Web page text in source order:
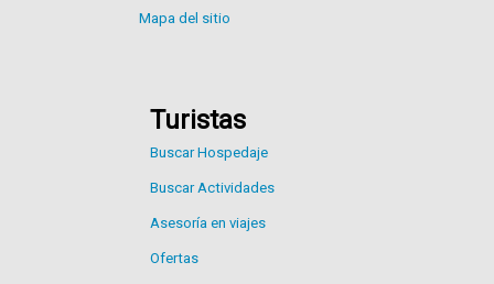
Mapa del sitio
Turistas
Buscar Hospedaje
Buscar Actividades
Asesoría en viajes
Ofertas